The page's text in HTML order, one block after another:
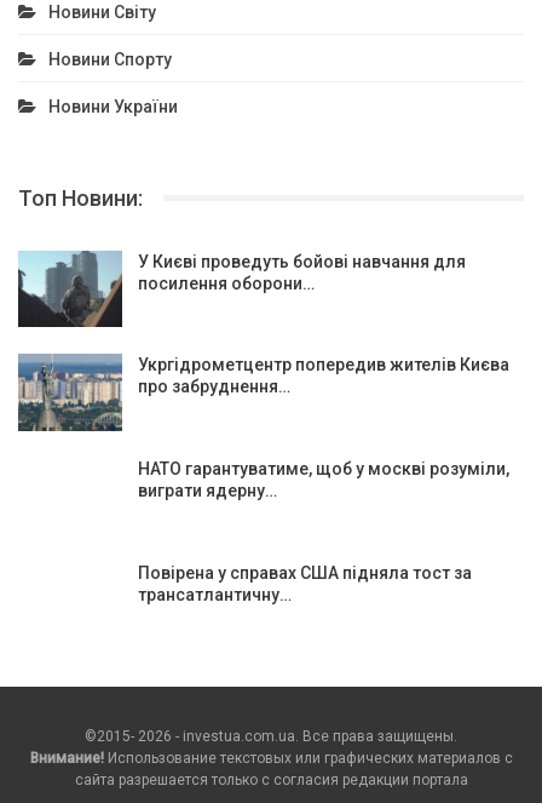
Новини Світу
Новини Спорту
Новини України
Топ Новини:
У Києві проведуть бойові навчання для
посилення оборони…
Укргідрометцентр попередив жителів Києва
про забруднення…
НАТО гарантуватиме, щоб у москві розуміли,
виграти ядерну…
Повірена у справах США підняла тост за
трансатлантичну…
©2015- 2026 - investua.com.ua. Все права защищены.
Внимание!Использование текстовых или графических материалов с
сайта разрешается только c согласия редакции портала